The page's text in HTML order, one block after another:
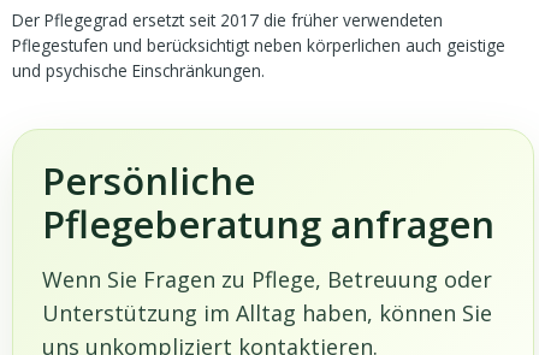
Der Pflegegrad ersetzt seit 2017 die früher verwendeten
Pflegestufen und berücksichtigt neben körperlichen auch geistige
und psychische Einschränkungen.
Persönliche
Pflegeberatung anfragen
Wenn Sie Fragen zu Pflege, Betreuung oder
Unterstützung im Alltag haben, können Sie
uns unkompliziert kontaktieren.